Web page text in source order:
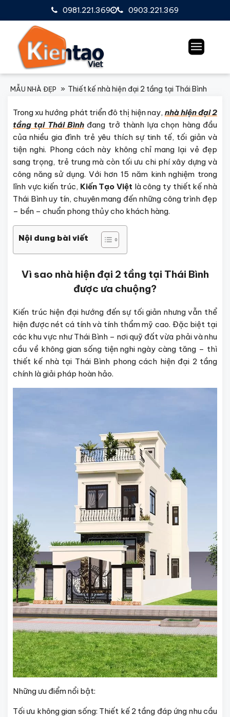
0903.221.369
0981.221.369
MẪU NHÀ ĐẸP Thiết kế nhà hiện đại 2 tầng tại Thái Bình
Trong xu hướng phát triển đô thị hiện nay, nhà hiện đại 2
tầng tại Thái Bìnhđang trở thành lựa chọn hàng đầu
của nhiều gia đình trẻ yêu thích sự tinh tế, tối giản và
tiện nghi. Phong cách này không chỉ mang lại vẻ đẹp
sang trọng, trẻ trung mà còn tối ưu chi phí xây dựng và
công năng sử dụng. Với hơn 15 năm kinh nghiệm trong
lĩnh vực kiến trúc, Kiến Tạo Việt là công ty thiết kế nhà
Thái Bình uy tín, chuyên mang đến những công trình đẹp
– bền – chuẩn phong thủy cho khách hàng.
Nội dung bài viết
Vì sao nhà hiện đại 2 tầng tại Thái Bình
được ưa chuộng?
Kiến trúc hiện đại hướng đến sự tối giản nhưng vẫn thể
hiện được nét cá tính và tính thẩm mỹ cao. Đặc biệt tại
các khu vực như Thái Bình – nơi quỹ đất vừa phải và nhu
cầu về không gian sống tiện nghi ngày càng tăng – thì
thiết kế nhà tại Thái Bình phong cách hiện đại 2 tầng
chính là giải pháp hoàn hảo.
Những ưu điểm nổi bật:
Tối ưu không gian sống: Thiết kế 2 tầng đáp ứng nhu cầu